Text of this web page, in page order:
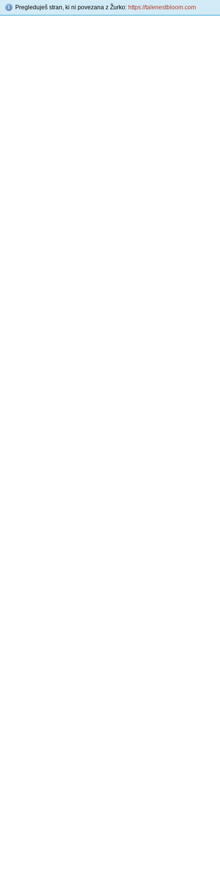
Pregleduješ stran, ki ni povezana z Žurko: https://talenestbloom.com